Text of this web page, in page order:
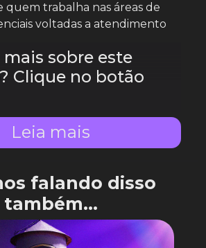
quem trabalha nas áreas de
voltadas a atendimento
mais sobre este
Clique no botão
Leia mais
falando disso
também...